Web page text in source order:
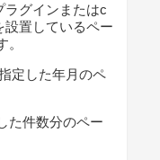
ラグインまたはc
設置しているペー
定した年月のペ
た件数分のペー